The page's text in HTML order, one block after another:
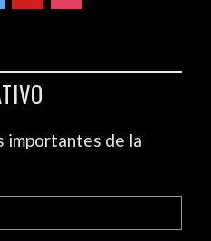
importantes de la